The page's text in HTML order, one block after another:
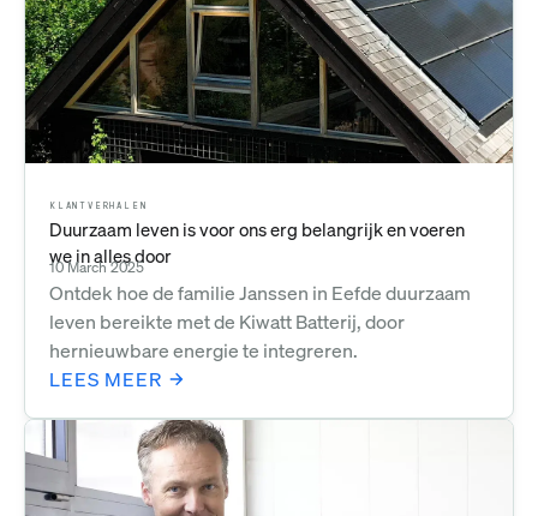
KLANTVERHALEN
Duurzaam leven is voor ons erg belangrijk en voeren
we in alles door
10 March 2025
Ontdek hoe de familie Janssen in Eefde duurzaam
leven bereikte met de Kiwatt Batterij, door
hernieuwbare energie te integreren.
LEES MEER